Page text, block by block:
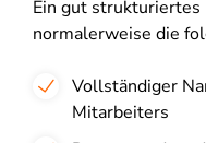
Ein gut
normalerweise die
Vollständiger
Mitarbeiters